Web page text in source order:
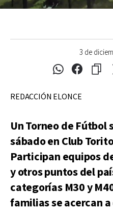
3 de
REDACCIÓN ELONCE
Un Torneo de Fútbol
sábado en Club
Participan equipos
y otros puntos del
categorías M30 y
familias se acercan